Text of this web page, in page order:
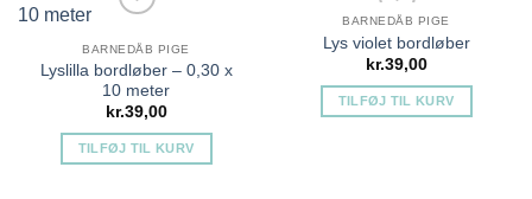
BARNEDÅB PIGE
Lyslilla bordløber – 0,30 x
10 meter
kr.39,00
TILFØJ TIL KURV
BARNEDÅB PIGE
Lys violet bordløber
kr.39,00
TILFØJ TIL KURV